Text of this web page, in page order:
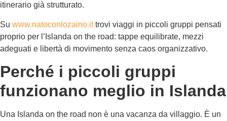
itinerario già strutturato.
Su www.natoconlozaino.ittrovi viaggi in piccoli gruppi pensati
proprio per l’Islanda on the road: tappe equilibrate, mezzi
adeguati e libertà di movimento senza caos organizzativo.
Perché i piccoli gruppi
funzionano meglio in Islanda
Una Islanda on the road non è una vacanza da villaggio. È un